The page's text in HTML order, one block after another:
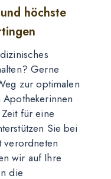
höchste
Gerne
zur optimalen
für eine
Sie bei
verordneten
wir auf Ihre
die